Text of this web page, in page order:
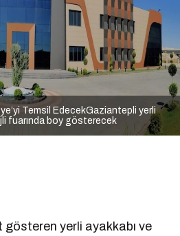
Temsil EdecekGaziantepli yerli
fuarında boy gösterecek
yerli ayakkabı ve